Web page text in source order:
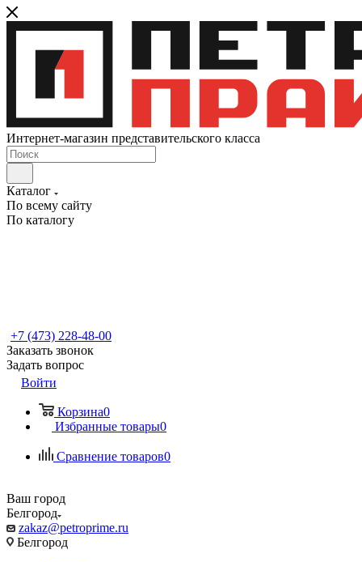
Интернет-магазин представительского класса
Каталог
По всему сайту
По каталогу
+7 (473) 228-48-00
Заказать звонок
Задать вопрос
Войти
Корзина0
Избранные товары0
Сравнение товаров0
Ваш город
Белгород
zakaz@petroprime.ru
Белгород